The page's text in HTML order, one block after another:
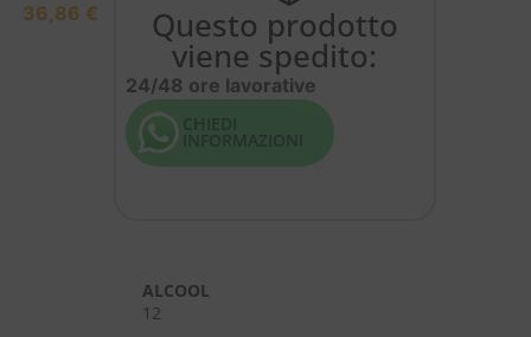
36,86 € Questo prodotto
viene spedito:
24/48 ore lavorative
ALCOOL
12